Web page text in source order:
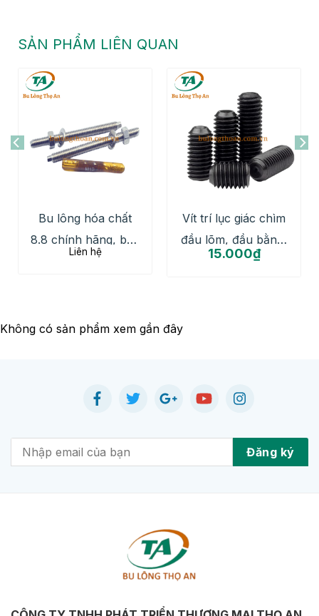
SẢN PHẨM LIÊN QUAN
Bu lông hóa chất
8.8 chính hãng, bền
bỉ giá rẻ
Liên hệ
Vít trí lục giác chìm
đầu lõm, đầu bằng,
đầu nhọn inox 201,
15.000₫
Không có sản phẩm xem gần đây